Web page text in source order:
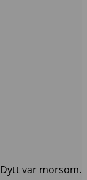
var morsom.